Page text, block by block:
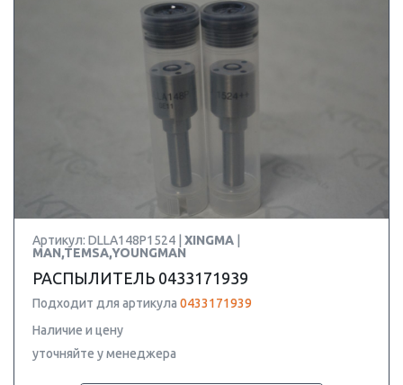
Артикул: DLLA148P1524 | XINGMA
MAN,TEMSA,YOUNGMAN
РАСПЫЛИТЕЛЬ 0433171939
Подходит для артикула 0433171939
Наличие и цену
уточняйте у менеджера